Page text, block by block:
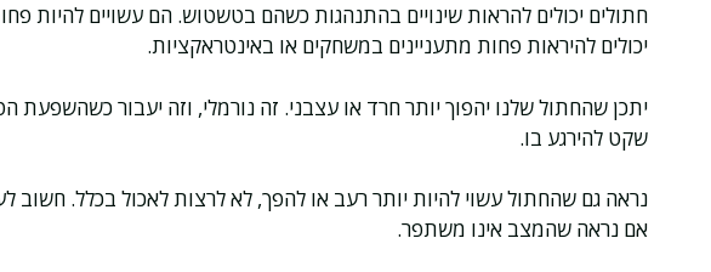
חתולים יכולים להראות שינויים בהתנהגות כשהם בטשטוש. הם עשויים להיות
יכולים להיראות פחות מתעניינים במשחקים או באינטראקציות.
יתכן שהחתול שלנו יהפוך יותר חרד או עצבני. זה נורמלי, וזה יעבור
שקט להירגע בו.
נראה גם שהחתול עשוי להיות יותר רעב או להפך, לא לרצות לאכול בכלל. חשוב
אם נראה שהמצב אינו משתפר.